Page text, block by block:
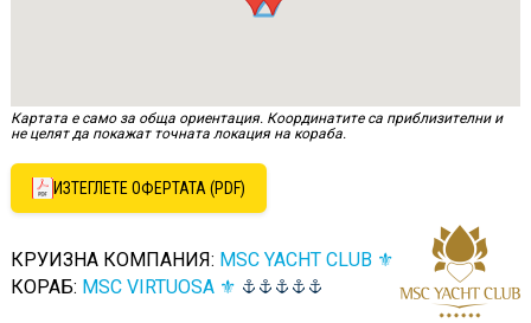
Картата е само за обща ориентация. Координатите са приблизителни и
не целят да покажат точната локация на кораба.
ИЗТЕГЛЕТЕ ОФЕРТАТА (PDF)
КРУИЗНА КОМПАНИЯ: MSC YACHT CLUB ⚜
КОРАБ: MSC VIRTUOSA ⚜